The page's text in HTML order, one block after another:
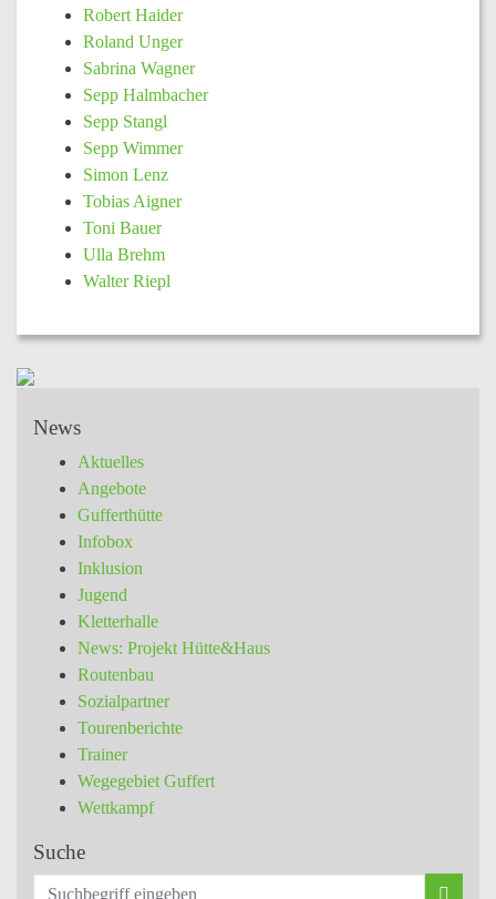
Robert Haider
Roland Unger
Sabrina Wagner
Sepp Halmbacher
Sepp Stangl
Sepp Wimmer
Simon Lenz
Tobias Aigner
Toni Bauer
Ulla Brehm
Walter Riepl
News
Aktuelles
Angebote
Gufferthütte
Infobox
Inklusion
Jugend
Kletterhalle
News: Projekt Hütte&Haus
Routenbau
Sozialpartner
Tourenberichte
Trainer
Wegegebiet Guffert
Wettkampf
Suche